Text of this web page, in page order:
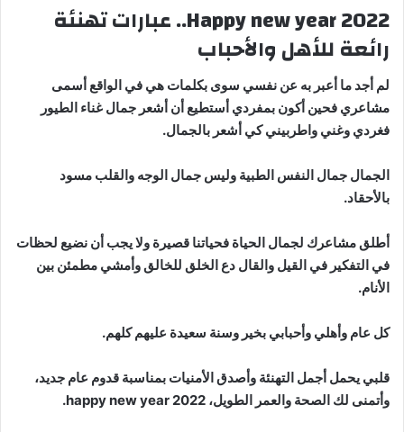
Happy new year 2022.. عبارات تهنئة
رائعة للأهل والأحباب
لم أجد ما أعبر به عن نفسي سوى بكلمات هي في الواقع أسمى
مشاعري فحين أكون بمفردي أستطيع أن أشعر جمال غناء الطيور
فغردي وغني واطربيني كي أشعر بالجمال.
الجمال جمال النفس الطبية وليس جمال الوجه والقلب مسود
بالأحقاد.
أطلق مشاعرك لجمال الحياة فحياتنا قصيرة ولا يجب أن نضيع لحظات
في التفكير في القيل والقال دع الخلق للخالق وأمشي مطمئن بين
الأنام.
كل عام وأهلي وأحبابي بخير وسنة سعيدة عليهم كلهم.
قلبي يحمل أجمل التهنئة وأصدق الأمنيات بمناسبة قدوم عام جديد،
وأتمنى لك الصحة والعمر الطويل، happy new year 2022.